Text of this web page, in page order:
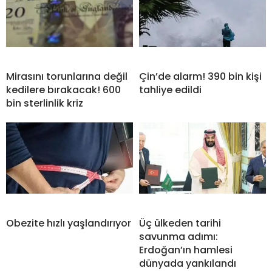
Mirasını torunlarına değil
kedilere bırakacak! 600
bin sterlinlik kriz
Çin’de alarm! 390 bin kişi
tahliye edildi
Obezite hızlı yaşlandırıyor
Üç ülkeden tarihi
savunma adımı:
Erdoğan’ın hamlesi
dünyada yankılandı